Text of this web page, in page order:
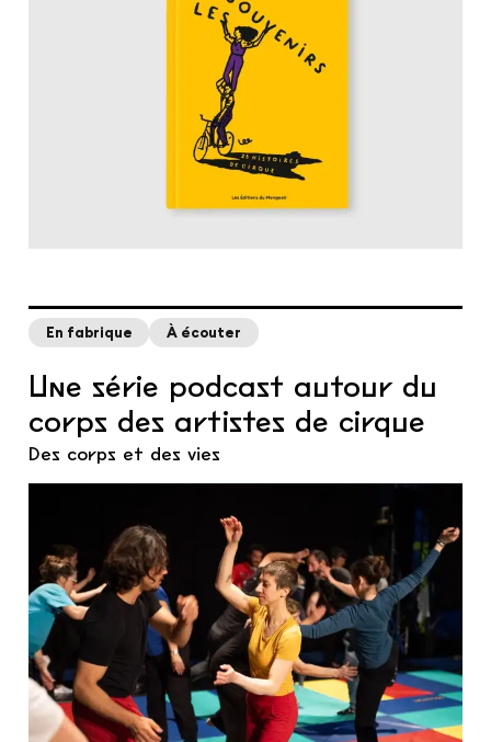
En fabrique À écouter
Une série podcast autour du
corps des artistes de cirque
Des corps et des vies